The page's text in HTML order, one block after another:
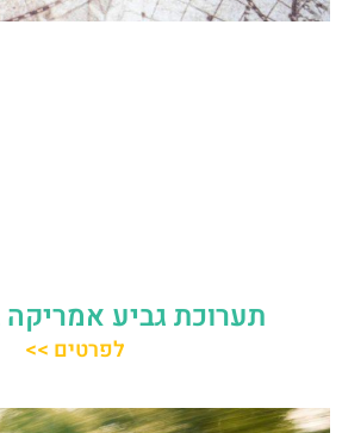
תערוכת גביע אמריקה
לפרטים >>